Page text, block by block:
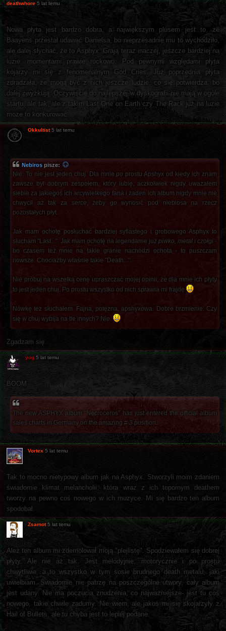
deathwhore 5 lat temu
Nowa płyta jest bardzo dobra, a największym plusem jest to, że
Baayens przestał udawać Danielsa, bo nieprzesadnie mu to wychodziło,
ale dalej słychać, że to Asphyx. Grają teraz inaczej, jeszcze bardziej na
luzie, momentami prawie rockowo. Pod pewnymi względami płyta
kojarzy mi się z fenomenalnym God Cries. Już poprzednia płyta
zdradzała, że mogą być z nich jeszcze ludzie, co się potwierdza, bo
dalej zwyżkują. Oczywiście do najlepszej w dyskografii nie mają w ogóle
startu, ale tak, ale z takim Last One on Earth czy The Rack już na luzie
może to konkurować.
Okkultist 5 lat temu
Nebiros pisze:
Nie. To nie jest jeden chuj. Dla mnie po prostu Apshyx od kiedy ich znam
zawsze był dobrym zespołem, który lubię, aczkolwiek nigdy uważałem
siebie za jakiegoś ich arcywielkego fana i żaden ich album nigdy mnie nie
chwycił aż tak za serce, żeby go wynosić pod niebiosa na rzecz
pozostałych płyt.
Jak mam ochotę posłuchać bardziej syfiastego i grobowego Asphyx to
słucham "Last...". Jak mam ochotę na legendarne już piwko, metal i czołgi -
bo czasem też mnie na takie granie nachodzi ochota - to puszczam
nowsze. Chociażby właśnie takie "Death...".
Nie próbuj na wszelką cenę upraszczać mojej opinii, że dla mnie ich płyty
to jest jeden chuj. Po prostu wszystko od nich sprawia mi frajdę
Nówkę też słuchałem. Fajna, potężna, apshyxowa. Dobre brzmienie. Czy
się w chuj wybija na tle innych? Nie.
Zgadzam się.
yog 5 lat temu
BOOM
The new ASPHYX album “Necroceros” has just entered the official album
sales charts in Germany on the amazing # 3 position.
Vortex 5 lat temu
Tak to mocno nietypowy album jak na Asphyx. Stworzyli moim zdaniem
świadomie klimat melancholii, która wraz z ich topornym deathem
tworzy na pewno coś nowego w ich muzyce. Mi się bardzo ten album
spodobał.
Zsamot 5 lat temu
Ależ ten album mi zdemolował moją "plejlistę". Spodziewałem się dobrej
płyty. Ale nie aż tak. Jest melodyjnie, motorycznie i po prostu
chwytliwie, a to wszystko w tym sosie brudnego death metalu, jaki
uwielbiam. Świadomie nie patrzę na poszczególne utwory, cały album
jest udany. Nie ma poczucia znudzenia, co najważniejsze- jest tu coś
nowego, takie chwile zadumy. Nie wiem, ale jakoś mi się skojarzyły z
Hail of Bullets, ale tu chyba jest to lepiej podane.